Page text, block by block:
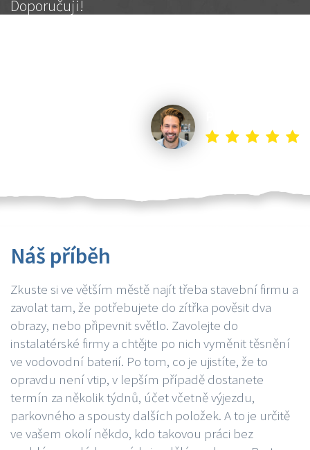
Doporučuji!
Náš příběh
Zkuste si ve větším městě najít třeba stavební firmu a
zavolat tam, že potřebujete do zítřka pověsit dva
obrazy, nebo připevnit světlo. Zavolejte do
instalatérské firmy a chtějte po nich vyměnit těsnění
ve vodovodní baterií. Po tom, co je ujistíte, že to
opravdu není vtip, v lepším případě dostanete
termín za několik týdnů, účet včetně výjezdu,
parkovného a spousty dalších položek. A to je určitě
ve vašem okolí někdo, kdo takovou práci bez